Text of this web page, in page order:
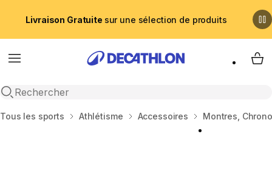
Livraison Gratuite sur une sélection de produits
Menu
Recherche ouverte
My
Accueil
Tous les sports Athlétisme Accessoires Montres,